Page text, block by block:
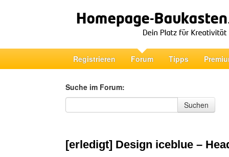
Registrieren Forum Tipps
Suche im Forum:
Suche im Forum
Suchen
[erledigt] Design iceblue –